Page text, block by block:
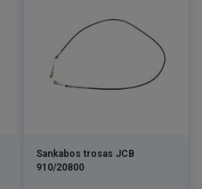
Sankabos trosas JCB
910/20800